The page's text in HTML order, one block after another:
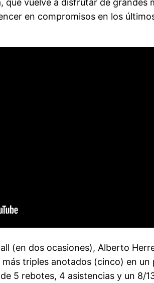
vuelve a disfrutar de grandes
en compromisos en los
(en dos ocasiones), Alberto
triples anotados (cinco) en
5 rebotes, 4 asistencias y un 8/